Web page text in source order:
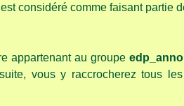
considéré comme faisant partie
appartenant au groupe
vous y raccrocherez tous